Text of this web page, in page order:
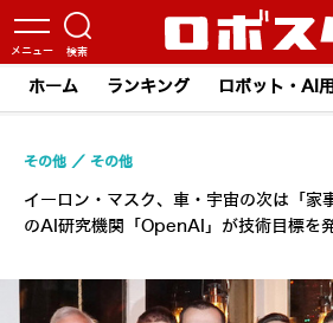
ホーム ランキング ロボット・AI
イーロン・マスク、車・宇宙の次は「家
のAI研究機関「OpenAI」が技術目標を
その他 その他